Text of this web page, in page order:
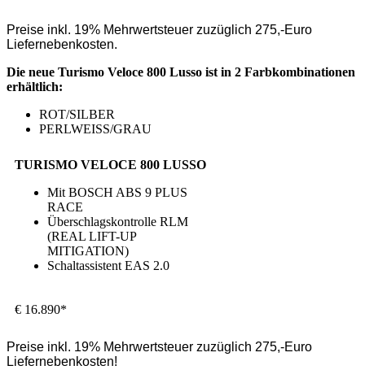
Preise inkl. 19% Mehrwertsteuer zuzüglich 275,-Euro
Liefernebenkosten.
Die neue Turismo Veloce 800 Lusso ist in 2 Farbkombinationen
erhältlich:
ROT/SILBER
PERLWEISS/GRAU
TURISMO VELOCE 800 LUSSO
Mit BOSCH ABS 9 PLUS
RACE
Überschlagskontrolle RLM
(REAL LIFT-UP
MITIGATION)
Schaltassistent EAS 2.0
€ 16.890*
Preise inkl. 19% Mehrwertsteuer zuzüglich 275,-Euro
Liefernebenkosten!